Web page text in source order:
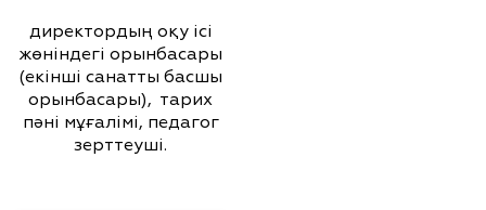
директордың оқу ісі
жөніндегі орынбасары
(екінші санатты басшы
орынбасары), тарих
пәні мұғалімі, педагог
зерттеуші.